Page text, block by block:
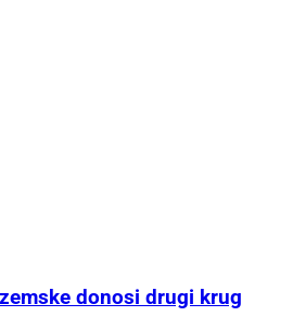
donosi drugi krug